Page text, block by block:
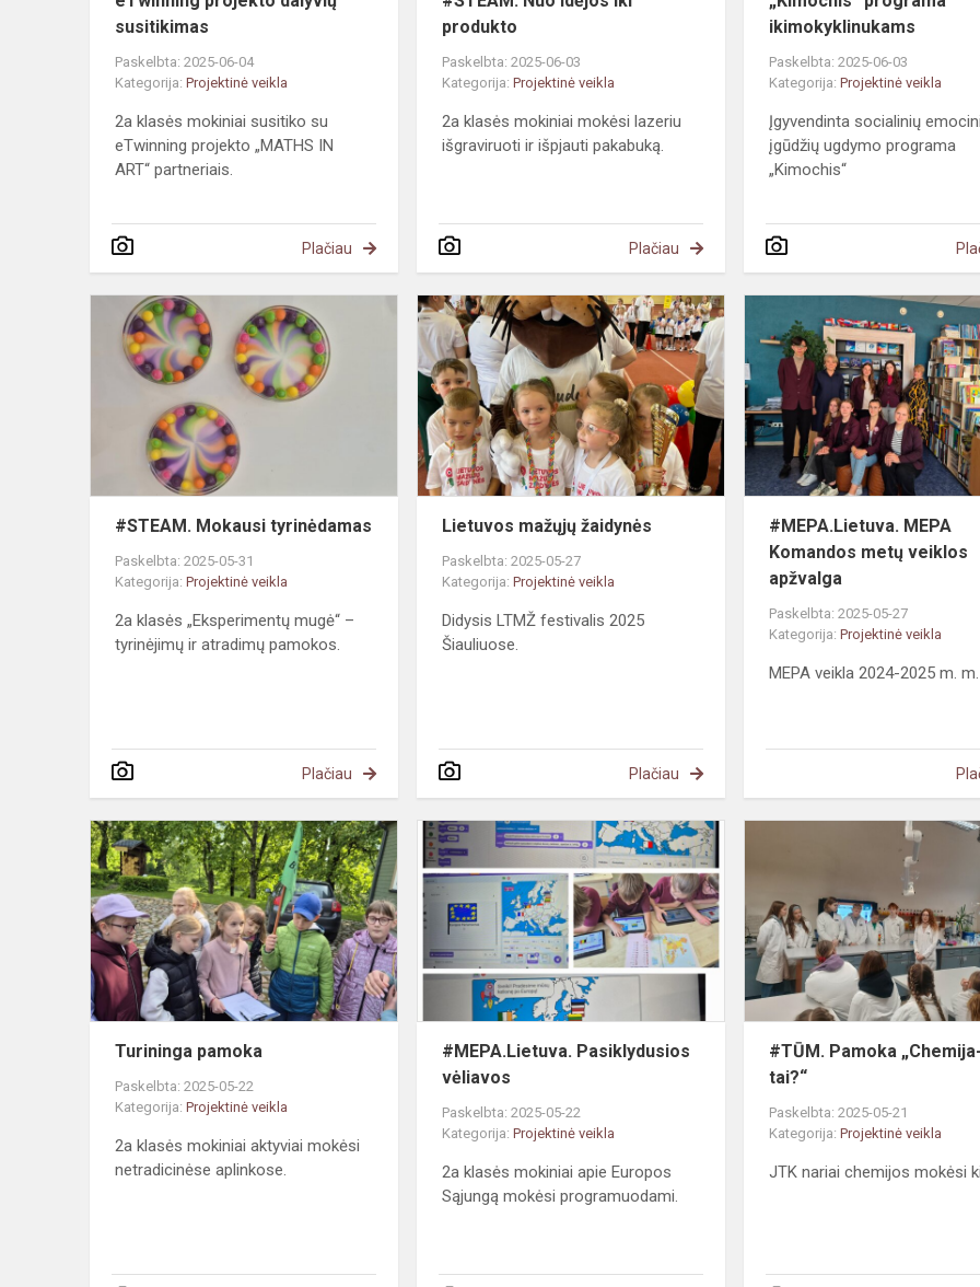
susitikimas
Paskelbta: 2025-06-04
Kategorija: Projektinė veikla
2a klasės mokiniai susitiko su
eTwinning projekto „MATHS IN
ART“ partneriais.
Plačiau
produkto
Paskelbta: 2025-06-03
Kategorija:Projektinė veikla
2a klasės mokiniai mokėsi lazeriu
išgraviruoti ir išpjauti pakabuką.
Plačiau
ikimokyklinukams
Paskelbta: 2025-06-03
Kategorija:Projektinė veikla
Įgyvendinta socialinių
įgūdžių ugdymo programa
„Kimochis“
#STEAM.
Mokausi
tyrinėdamas
#STEAM. Mokausi tyrinėdamas
Paskelbta: 2025-05-31
Kategorija: Projektinė veikla
2a klasės „Eksperimentų mugė“ –
tyrinėjimų ir atradimų pamokos.
Plačiau
Lietuvos
mažųjų
žaidynės
Lietuvos mažųjų žaidynės
Paskelbta: 2025-05-27
Kategorija:Projektinė veikla
Didysis LTMŽ festivalis 2025
Šiauliuose.
Plačiau
#MEPA.Lietuva. MEPA
Komandos metų veiklos
apžvalga
Paskelbta: 2025-05-27
Kategorija:Projektinė veikla
MEPA veikla 2024-2025 m.
Turininga
pamoka
Turininga pamoka
Paskelbta: 2025-05-22
Kategorija: Projektinė veikla
2a klasės mokiniai aktyviai mokėsi
netradicinėse aplinkose.
#MEPA.Lietuva. Pasiklydusios
vėliavos
Paskelbta: 2025-05-22
Kategorija:Projektinė veikla
2a klasės mokiniai apie Europos
Sąjungą mokėsi programuodami.
#TŪM. Pamoka
tai?“
Paskelbta: 2025-05-21
Kategorija:Projektinė veikla
JTK nariai chemijos mokėsi